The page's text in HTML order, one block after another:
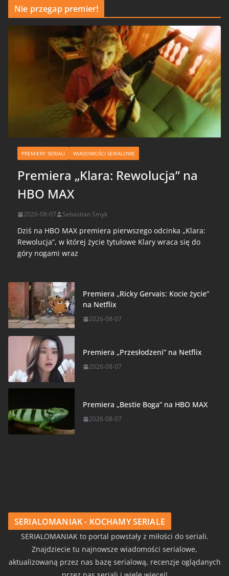
Nie przegap premier!
PREMIERY SERIALI WIADOMOŚCI SERIALOWE
Premiera „Klara: Rewolucja” na
HBO MAX
2026-08-07 Sebastian Smyk
Dziś na HBO MAX premiera pierwszego odcinka „Klara:
Rewolucja”, w której życie tytułowe Klary wraca się do
góry nogami wraz
Premiera „Ricky Gervais: Kocie życie”
na Netflix
2026-08-07
Premiera „Przesłodzeni” na Netflix
2026-08-07
Premiera „Bestie Boga” na HBO MAX
2026-08-07
SERIALOMANIAK - KOCHAMY SERIALE
SERIALOMANIAK to portal powstały z miłości do seriali.
Znajdziecie tu najnowsze wiadomości serialowe,
aktualizowaną przez nas bazę serialową, recenzje oglądanych